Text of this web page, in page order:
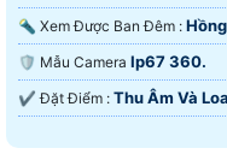
🔦 Xem Được Ban Đêm :
🛡 Mẫu Camera Ip67 360.
️✔️ Đặt Điểm : Thu Âm Và